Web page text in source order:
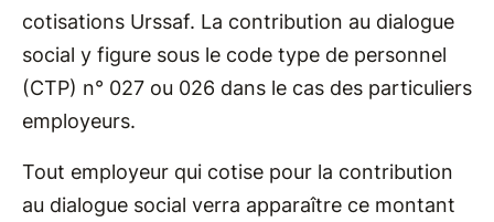
cotisations Urssaf. La contribution au dialogue
social y figure sous le code type de personnel
(CTP) n° 027 ou 026 dans le cas des particuliers
employeurs.
Tout employeur qui cotise pour la contribution
au dialogue social verra apparaître ce montant